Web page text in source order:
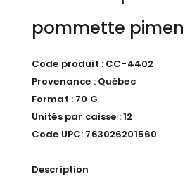
pommette
Code produit : CC-4402
Provenance : Québec
Format : 70 G
Unités par caisse : 12
Code UPC: 763026201560
Description